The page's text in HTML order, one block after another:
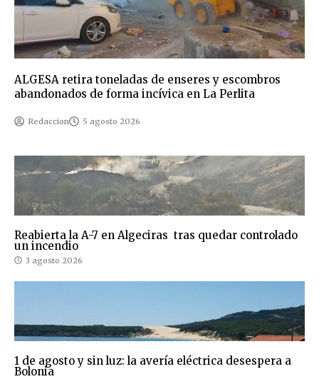
ALGESA retira toneladas de enseres y escombros
abandonados de forma incívica en La Perlita
Redaccion 5 agosto 2026
Reabierta la A-7 en Algeciras tras quedar controlado
un incendio
3 agosto 2026
1 de agosto y sin luz: la avería eléctrica desespera a
Bolonia